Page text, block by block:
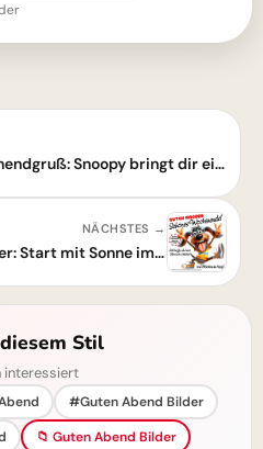
Fröhlicher Wochenendgruß: Snoopy bringt dir ein Lächeln!
NÄCHSTES →
Schönes Wochenende Bilder: Start mit Sonne im Herzen & Blödsinn im Kopf!
Stil
interessiert
#Guten Abend Bilder
📁 Guten Abend Bilder